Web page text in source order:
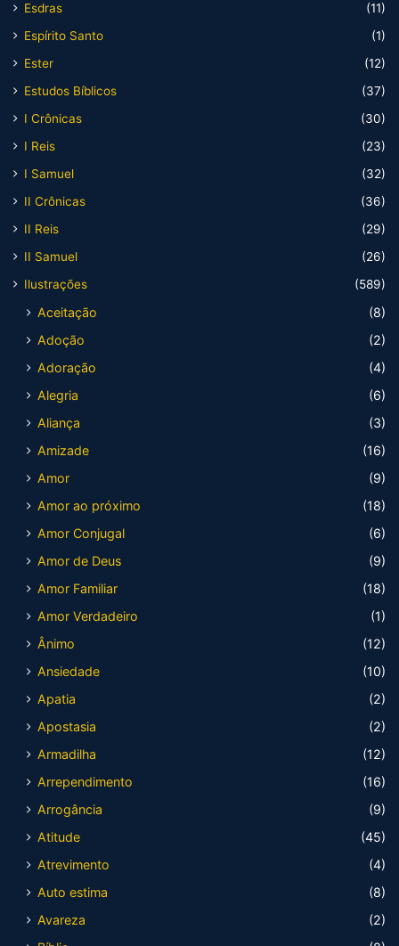
Esdras
(11)
Espírito Santo
(1)
Ester
(12)
Estudos Bíblicos
(37)
I Crônicas
(30)
I Reis
(23)
I Samuel
(32)
II Crônicas
(36)
II Reis
(29)
II Samuel
(26)
Ilustrações
(589)
Aceitação
(8)
Adoção
(2)
Adoração
(4)
Alegria
(6)
Aliança
(3)
Amizade
(16)
Amor
(9)
Amor ao próximo
(18)
Amor Conjugal
(6)
Amor de Deus
(9)
Amor Familiar
(18)
Amor Verdadeiro
(1)
Ânimo
(12)
Ansiedade
(10)
Apatia
(2)
Apostasia
(2)
Armadilha
(12)
Arrependimento
(16)
Arrogância
(9)
Atitude
(45)
Atrevimento
(4)
Auto estima
(8)
Avareza
(2)